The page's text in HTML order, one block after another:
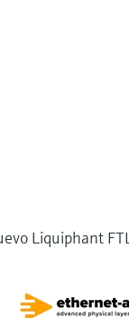
Liquiphant